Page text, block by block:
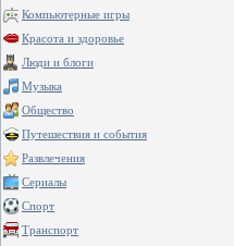
Компьютерные игры
Красота и здоровье
Люди и блоги
Музыка
Общество
Путешествия и события
Развлечения
Сериалы
Спорт
Транспорт